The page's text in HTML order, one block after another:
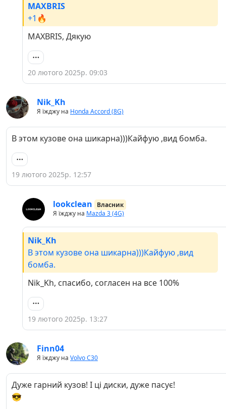
MAXBRIS
+1🔥
MAXBRIS, Дякую
20 лютого 2025р. 09:03
Nik_Kh
Я їжджу на Honda Accord (8G)
В этом кузове она шикарна)))Кайфую ,вид бомба.
19 лютого 2025р. 12:57
lookclean
Власник
Я їжджу на Mazda 3 (4G)
Nik_Kh
В этом кузове она шикарна)))Кайфую ,вид
бомба.
Nik_Kh, спасибо, согласен на все 100%
19 лютого 2025р. 13:27
Finn04
Я їжджу на Volvo C30
Дуже гарний кузов! І ці диски, дуже пасує!
😎